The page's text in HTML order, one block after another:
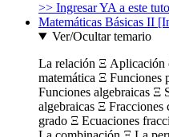
>> Ingresar YA a este
Matemáticas Básicas II
Ver/Ocultar temario
La relación Ξ Aplicación
matemática Ξ
Funciones algebraicas Ξ
algebraicas Ξ
grado Ξ Ecuaciones